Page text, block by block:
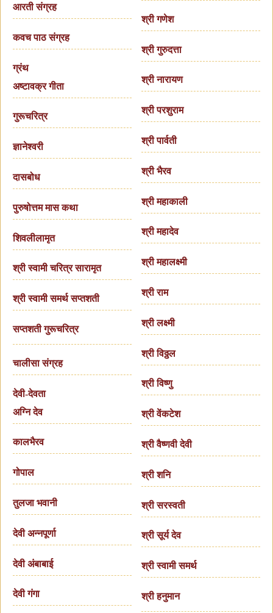
आरती संग्रह
कवच पाठ संग्रह
ग्रंथ
अष्टावक्र गीता
गुरूचरित्र
ज्ञानेश्वरी
दासबोध
पुरुषोत्तम मास कथा
शिवलीलामृत
श्री स्वामी चरित्र सारामृत
श्री स्वामी समर्थ सप्तशती
सप्तशती गुरूचरित्र
चालीसा संग्रह
देवी-देवता
अग्नि देव
कालभैरव
गोपाल
तुलजा भवानी
देवी अन्नपूर्णा
देवी अंबाबाई
देवी गंगा
श्री गणेश
श्री गुरुदत्ता
श्री नारायण
श्री परशुराम
श्री पार्वती
श्री भैरव
श्री महाकाली
श्री महादेव
श्री महालक्ष्मी
श्री राम
श्री लक्ष्मी
श्री विठ्ठल
श्री विष्णु
श्री वेंकटेश
श्री वैष्णवी देवी
श्री शनि
श्री सरस्वती
श्री सूर्य देव
श्री स्वामी समर्थ
श्री हनुमान